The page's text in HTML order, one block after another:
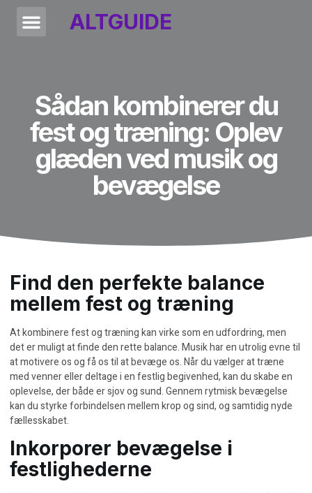
ALTGUIDE
Sådan kombinerer du
fest og træning: Oplev
glæden ved musik og
bevægelse
Find den perfekte balance
mellem fest og træning
At kombinere fest og træning kan virke som en udfordring, men
det er muligt at finde den rette balance. Musik har en utrolig evne til
at motivere os og få os til at bevæge os. Når du vælger at træne
med venner eller deltage i en festlig begivenhed, kan du skabe en
oplevelse, der både er sjov og sund. Gennem rytmisk bevægelse
kan du styrke forbindelsen mellem krop og sind, og samtidig nyde
fællesskabet.
Inkorporer bevægelse i
festlighederne